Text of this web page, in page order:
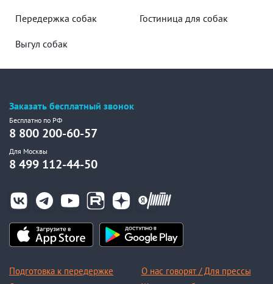
Передержка собак Гостиница для собак
Выгул собак
Заказать бесплатный звонок
Бесплатно по РФ
8 800 200-60-57
Для Москвы
8 499 112-44-50
Подготовка к передержке
О нас говорят / Для прессы